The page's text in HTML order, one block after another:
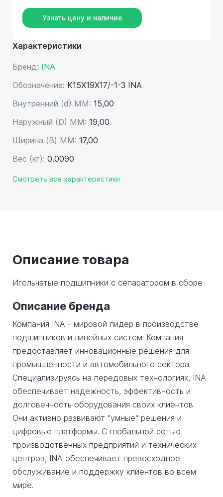
Характеристики
Бренд: INA
Обозначение: K15X19X17/-1-3 INA
Внутренний (d) ММ: 15,00
Наружный (D) ММ: 19,00
Ширина (B) MM: 17,00
Вес (кг): 0.0090
Смотреть все характеристики
Узнать цену и наличие
Описание товара
Игольчатые подшипники с сепаратором в сборе
Описание бренда
Компания INA - мировой лидер в производстве
подшипников и линейных систем. Компания
предоставляет инновационные решения для
промышленности и автомобильного сектора.
Специализируясь на передовых технологиях, INA
обеспечивает надежность, эффективность и
долговечность оборудования своих клиентов.
Они активно развивают "умные" решения и
цифровые платформы. С глобальной сетью
производственных предприятий и технических
центров, INA обеспечивает превосходное
обслуживание и поддержку клиентов во всем
мире.